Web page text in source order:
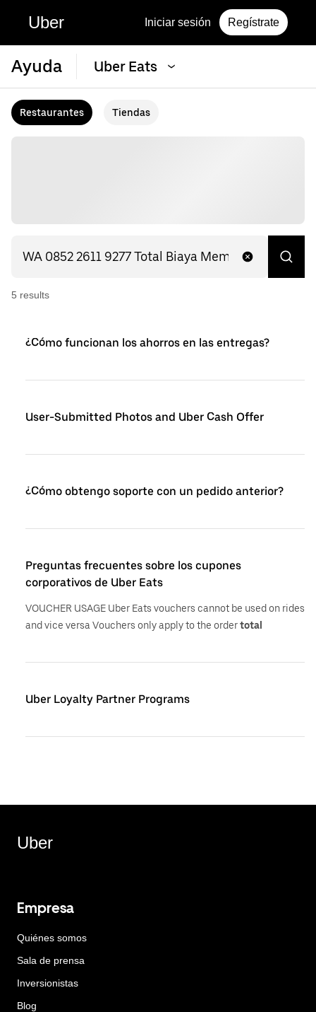
Uber Iniciar sesión Regístrate
Ayuda Uber Eats
Restaurantes Tiendas
5 results
¿Cómo funcionan los ahorros en las entregas?
User-Submitted Photos and Uber Cash Offer
¿Cómo obtengo soporte con un pedido anterior?
Preguntas frecuentes sobre los cupones
corporativos de Uber Eats
VOUCHER USAGE Uber Eats vouchers cannot be used on rides
and vice versa Vouchers only apply to the ordertotal
Uber Loyalty Partner Programs
Uber
Empresa
Quiénes somos
Sala de prensa
Inversionistas
Blog